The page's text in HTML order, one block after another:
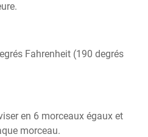
Fahrenheit (190 degrés
en 6 morceaux égaux et
morceau.